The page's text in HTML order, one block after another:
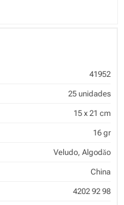
41952
25 unidades
15 x 21 cm
16 gr
Veludo, Algodăo
China
4202 92 98